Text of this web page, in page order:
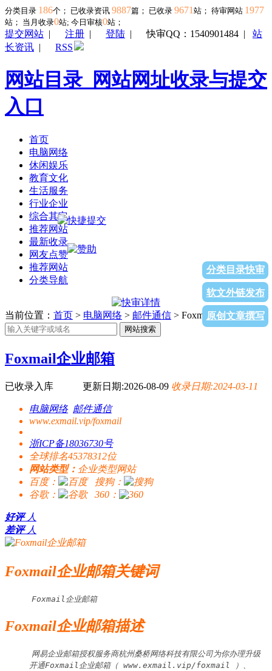
分类目录 186个； 已收录资讯 9887篇； 已收录 9671 站； 待审网站 1977
站； 当月收录0站; 今日审核0站；
提交网站 | 注册 | 登陆 |快审QQ：1540901484 | 站
长资讯 | RSS
网站目录_网站网址收录与提交
入口
首页
电脑网络
休闲娱乐
教育文化
生活服务
行业企业
综合其它
推荐网站
最新收录
网友点赞
推荐网站
分类导航
分类目录快审
软文外链发布
原创文章撰写
当前位置： 首页 > 电脑网络 > 邮件通信 > Foxmail企业邮箱
网站搜索
Foxmail企业邮箱
已收录入库 更新日期:2026-08-09 收录日期:2024-03-11
电脑网络 邮件通信
www.exmail.vip/foxmail
浙ICP备18036730号
全球排名45378312位
网站类型： 企业类型网站
百度：
搜狗：
谷歌：
360：
好评 人
差评 人
Foxmail企业邮箱关键词
Foxmail企业邮箱
Foxmail企业邮箱描述
网易企业邮箱授权服务商杭州桑桥网络科技有限公司为你办理升级
开通Foxmail企业邮箱（ www.exmail.vip/foxmail ）、